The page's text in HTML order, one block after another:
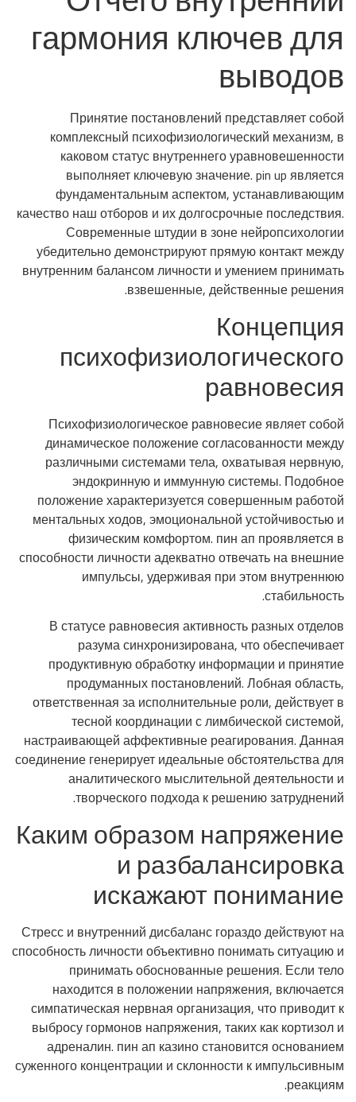
гармония ключев для
выводов
Принятие постановлений представляет собой
комплексный психофизиологический механизм, в
каковом статус внутреннего уравновешенности
выполняет ключевую значение. pin up является
фундаментальным аспектом, устанавливающим
качество наш отборов и их долгосрочные последствия.
Современные штудии в зоне нейропсихологии
убедительно демонстрируют прямую контакт между
внутренним балансом личности и умением принимать
взвешенные, действенные решения.
Концепция
психофизиологического
равновесия
Психофизиологическое равновесие являет собой
динамическое положение согласованности между
различными системами тела, охватывая нервную,
эндокринную и иммунную системы. Подобное
положение характеризуется совершенным работой
ментальных ходов, эмоциональной устойчивостью и
физическим комфортом. пин ап проявляется в
способности личности адекватно отвечать на внешние
импульсы, удерживая при этом внутреннюю
стабильность.
В статусе равновесия активность разных отделов
разума синхронизирована, что обеспечивает
продуктивную обработку информации и принятие
продуманных постановлений. Лобная область,
ответственная за исполнительные роли, действует в
тесной координации с лимбической системой,
настраивающей аффективные реагирования. Данная
соединение генерирует идеальные обстоятельства для
аналитического мыслительной деятельности и
творческого подхода к решению затруднений.
Каким образом напряжение
и разбалансировка
искажают понимание
Стресс и внутренний дисбаланс гораздо действуют на
способность личности объективно понимать ситуацию и
принимать обоснованные решения. Если тело
находится в положении напряжения, включается
симпатическая нервная организация, что приводит к
выбросу гормонов напряжения, таких как кортизол и
адреналин. пин ап казино становится основанием
суженного концентрации и склонности к импульсивным
реакциям.